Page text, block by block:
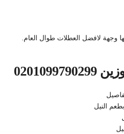
وجهة لافضل العطلات طوال العام.